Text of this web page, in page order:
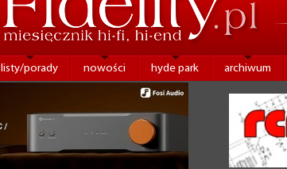
listy/porady nowości hyde park archiwum